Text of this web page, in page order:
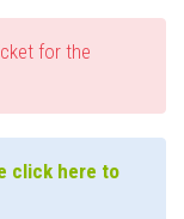
for the
click here to